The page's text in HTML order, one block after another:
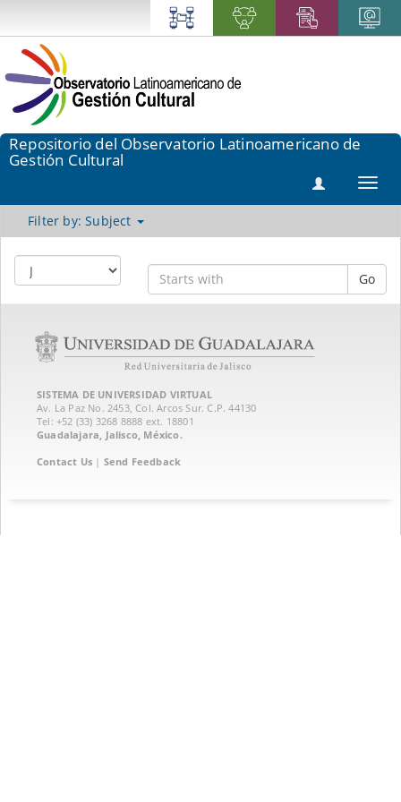
Repositorio del Observatorio Latinoamericano de
Gestión Cultural
Filter by: Subject
Go
SISTEMA DE UNIVERSIDAD VIRTUAL
Av. La Paz No. 2453, Col. Arcos Sur. C.P. 44130
Tel: +52 (33) 3268 8888‏ ext. 18801
Guadalajara, Jalisco, México.
Contact Us | Send Feedback